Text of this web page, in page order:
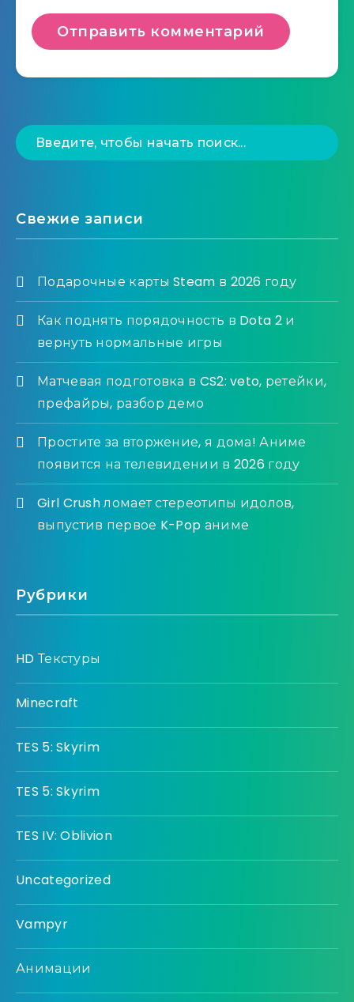
Свежие записи
Подарочные карты Steam в 2026 году
Как поднять порядочность в Dota 2 и
вернуть нормальные игры
Матчевая подготовка в CS2: veto, ретейки,
префайры, разбор демо
Простите за вторжение, я дома! Аниме
появится на телевидении в 2026 году
Girl Crush ломает стереотипы идолов,
выпустив первое K-Pop аниме
Рубрики
HD Текстуры
Minecraft
TES 5: Skyrim
TES 5: Skyrim
TES IV: Oblivion
Uncategorized
Vampyr
Анимации